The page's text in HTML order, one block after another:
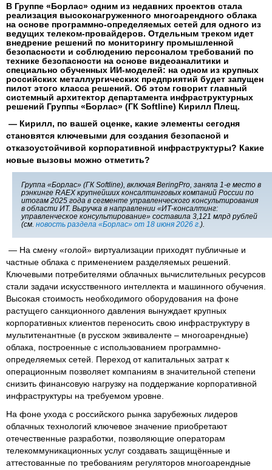
В Группе «Борлас» одним из недавних проектов стала
реализация высоконагруженного многоарендного облака
на основе программно-определяемых сетей для одного из
ведущих телеком-провайдеров. Отдельным треком идет
внедрение решений по мониторингу промышленной
безопасности и соблюдению персоналом требований по
технике безопасности на основе видеоаналитики и
специально обученных ИИ-моделей: на одном из крупных
российских металлургических предприятий будет запущен
пилот этого класса решений. Об этом говорит главный
системный архитектор департамента инфраструктурных
решений Группы «Борлас» (ГК Softline) Кирилл Плещ.
— Кирилл, по вашей оценке, какие элементы сегодня
становятся ключевыми для создания безопасной и
отказоустойчивой корпоративной инфраструктуры? Какие
новые вызовы можно отметить?
Группа «Борлас» (ГК Softline), включая BeringPro, заняла 1-е место в
рэнкинге RAEX крупнейших консалтинговых компаний России по
итогам 2025 года в сегменте управленческого консультирования
в области ИТ. Выручка в направлении «ИТ-консалтинг:
управленческое консультирование» составила 3,121 млрд рублей
(см. новость раздела «Борлас» от 18 июня 2026 г.).
— На смену «голой» виртуализации приходят публичные и
частные облака с применением разделяемых решений.
Ключевыми потребителями облачных вычислительных ресурсов
стали задачи искусственного интеллекта и машинного обучения.
Высокая стоимость необходимого оборудования на фоне
растущего санкционного давления вынуждает крупных
корпоративных клиентов переносить свою инфраструктуру в
мультитенантные (в русском эквиваленте – многоарендные)
облака, построенные с использованием программно-
определяемых сетей. Переход от капитальных затрат к
операционным позволяет компаниям в значительной степени
снизить финансовую нагрузку на поддержание корпоративной
инфраструктуры на требуемом уровне.
На фоне ухода с российского рынка зарубежных лидеров
облачных технологий ключевое значение приобретают
отечественные разработки, позволяющие операторам
телекоммуникационных услуг создавать защищённые и
аттестованные по требованиям регуляторов многоарендные